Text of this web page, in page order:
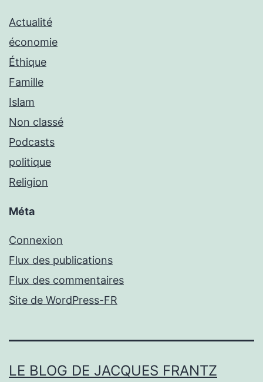
Actualité
économie
Éthique
Famille
Islam
Non classé
Podcasts
politique
Religion
Méta
Connexion
Flux des publications
Flux des commentaires
Site de WordPress-FR
LE BLOG DE JACQUES FRANTZ